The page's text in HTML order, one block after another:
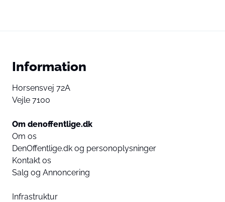
Information
Horsensvej 72A
Vejle 7100
Om denoffentlige.dk
Om os
DenOffentlige.dk og personoplysninger
Kontakt os
Salg og Annoncering
Infrastruktur